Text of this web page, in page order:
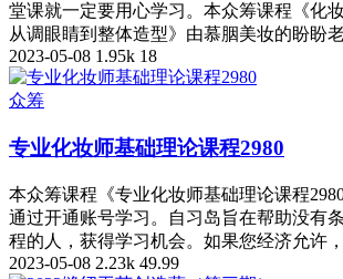
堂课就一定要用心学习。本众筹课程《化
从调眼睛到整体造型》由慕胭美妆的盼盼
2023-05-08 1.95k 18
众筹
专业化妆师基础理论课程2980
本众筹课程《专业化妆师基础理论课程
通过开通账号学习。自习岛旨在帮助没有
程的人，获得学习机会。如果您经济允许
2023-05-08 2.23k 49.99